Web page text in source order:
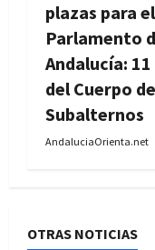
plazas para el
Parlamento
Andalucía:
del Cuerpo de
Subalternos
AndaluciaOrienta.net
OTRAS NOTICIAS